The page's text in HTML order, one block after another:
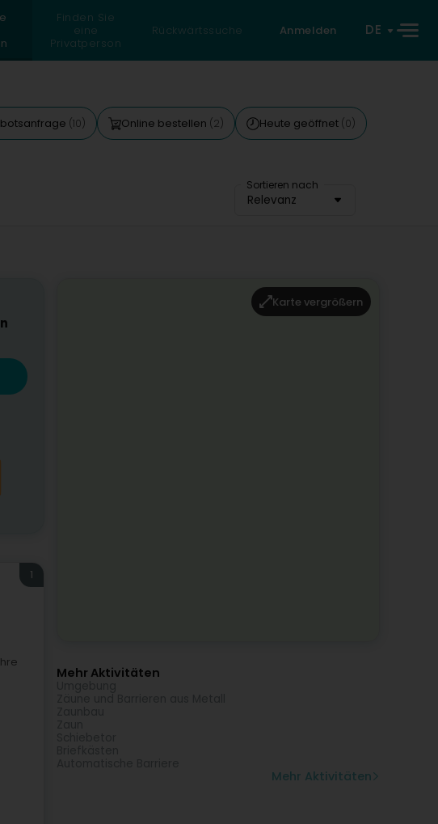
Finden Sie
eine
Privatperson
Rückwärtssuche Anmelden DE
(10) Online bestellen (2) Heute geöffnet (0)
Sortieren nach
Relevanz
1
Karte vergrößern
Mehr Aktivitäten
Mehr Aktivitäten